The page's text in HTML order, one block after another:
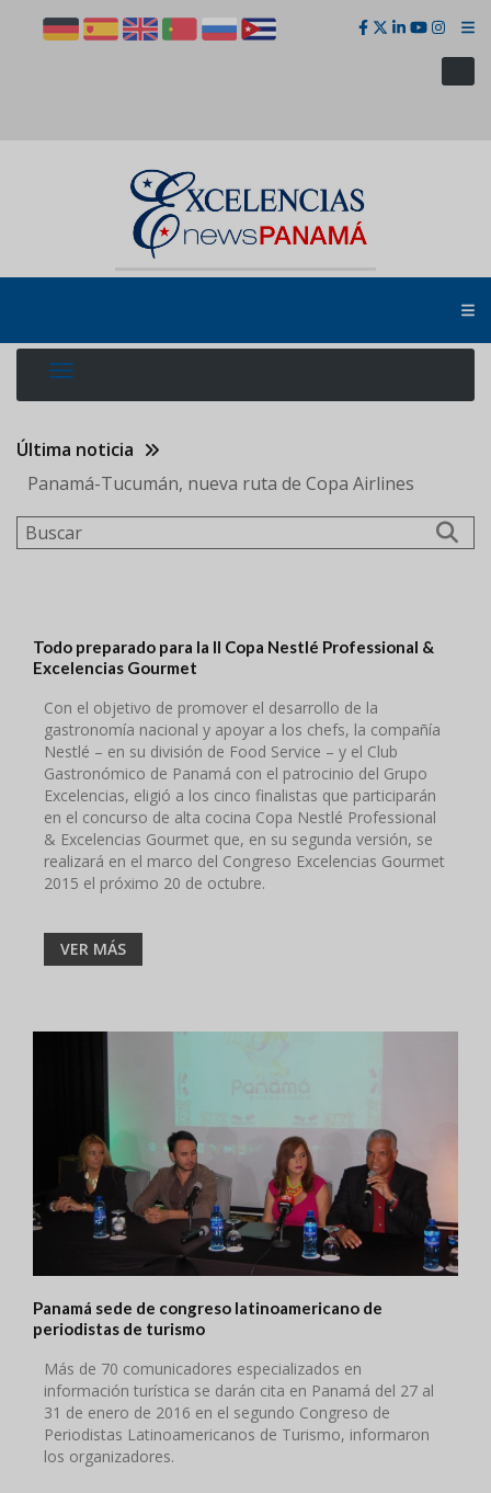
Última noticia
Panamá-Tucumán, nueva ruta de Copa Airlines
Buscar
Todo preparado para la II Copa Nestlé Professional &
Excelencias Gourmet
Con el objetivo de promover el desarrollo de la
gastronomía nacional y apoyar a los chefs, la compañía
Nestlé – en su división de Food Service – y el Club
Gastronómico de Panamá con el patrocinio del Grupo
Excelencias, eligió a los cinco finalistas que participarán
en el concurso de alta cocina Copa Nestlé Professional
& Excelencias Gourmet que, en su segunda versión, se
realizará en el marco del Congreso Excelencias Gourmet
2015 el próximo 20 de octubre.
VER MÁS
Panamá sede de congreso latinoamericano de
periodistas de turismo
Más de 70 comunicadores especializados en
información turística se darán cita en Panamá del 27 al
31 de enero de 2016 en el segundo Congreso de
Periodistas Latinoamericanos de Turismo, informaron
los organizadores.